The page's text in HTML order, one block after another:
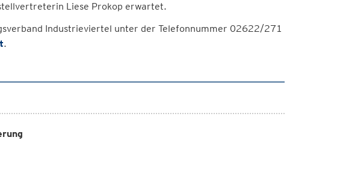
Liese Prokop erwartet.
Industrieviertel unter der Telefonnummer 02622/271
.